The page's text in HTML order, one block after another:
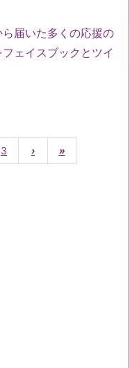
届いた多くの応援の
ェイスブックとツイ
3 › »